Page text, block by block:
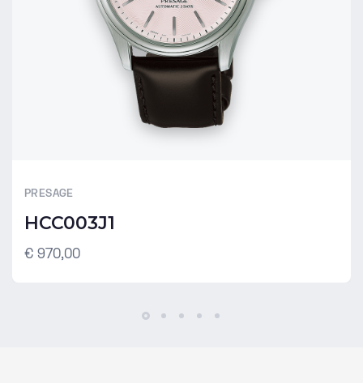
PRESAGE
HCC003J1
€ 970,00